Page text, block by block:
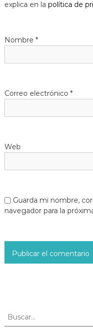
explica en la política de
Nombre *
Correo electrónico *
Web
Guarda mi nombre,
navegador para la